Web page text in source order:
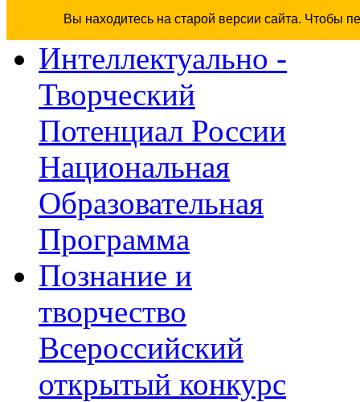
Вы находитесь на старой версии сайта. Чтобы
Интеллектуально -
Творческий
Потенциал России
Национальная
Образовательная
Программа
Познание и
творчество
Всероссийский
открытый конкурс